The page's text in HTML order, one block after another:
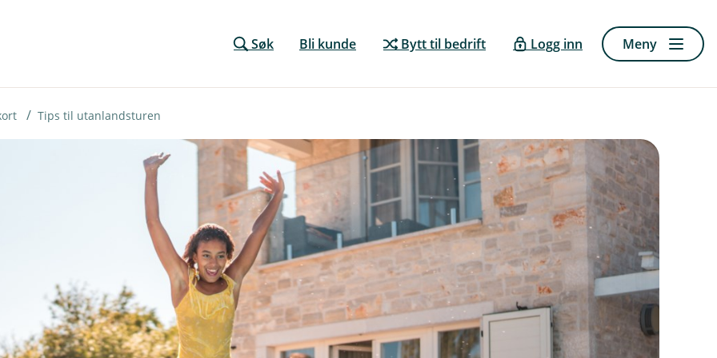
Søk Bli kunde Bytt til bedrift Logg inn Meny
Tips til utanlandsturen